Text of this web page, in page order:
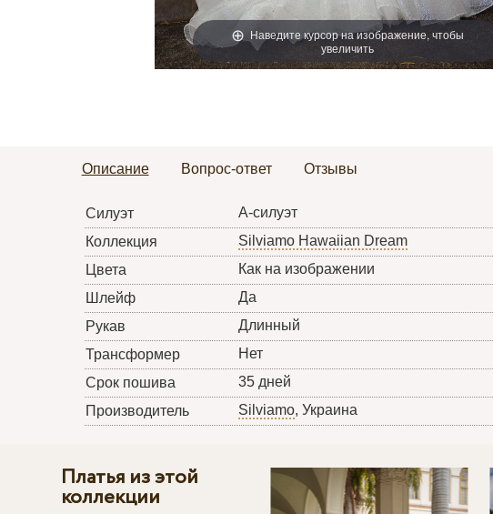
Наведите курсор на изображение, чтобы
увеличить
Описание Вопрос-ответ Отзывы
Силуэт
А-силуэт
Коллекция
Silviamo Hawaiian Dream
Цвета
Как на изображении
Шлейф
Да
Рукав
Длинный
Трансформер
Нет
Срок пошива
35 дней
Производитель
Silviamo, Украина
Платья из этой
коллекции